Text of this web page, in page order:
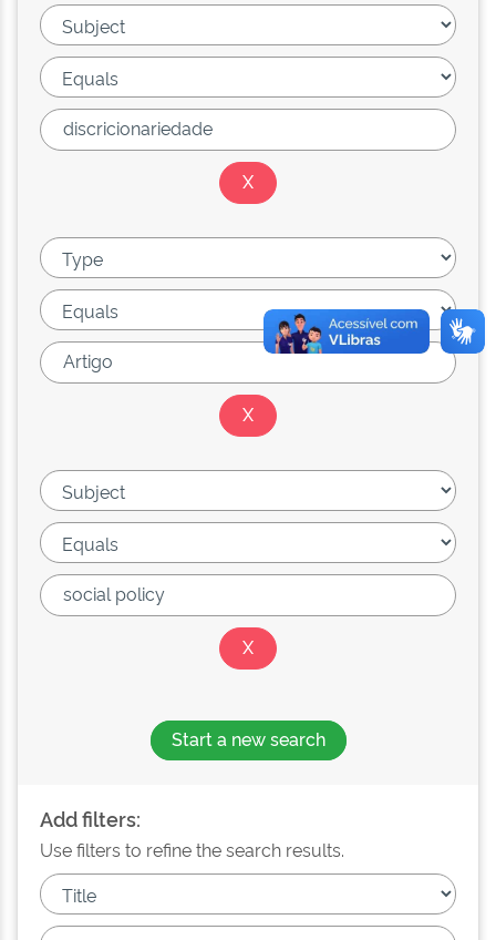
Start a new search
Add filters:
Use filters to refine the search results.